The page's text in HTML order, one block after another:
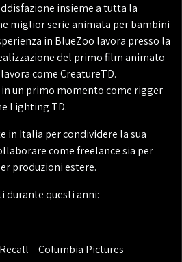
insieme a tutta la
miglior serie animata per bambini
in BlueZoo lavora presso la
del primo film animato
come CreatureTD.
in un primo momento come rigger
Lighting TD.
in Italia per condividere la sua
come freelance sia per
produzioni estere.
durante questi anni:
– Columbia Pictures